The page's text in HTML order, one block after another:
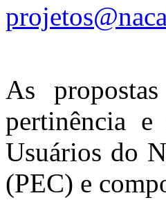
As
pertinência
Usuários do
(PEC) e